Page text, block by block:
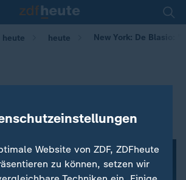
heute heute New York: De Blasio:
Terrortat"
Website von ZDF, ZDFheute
zu können, setzen wir